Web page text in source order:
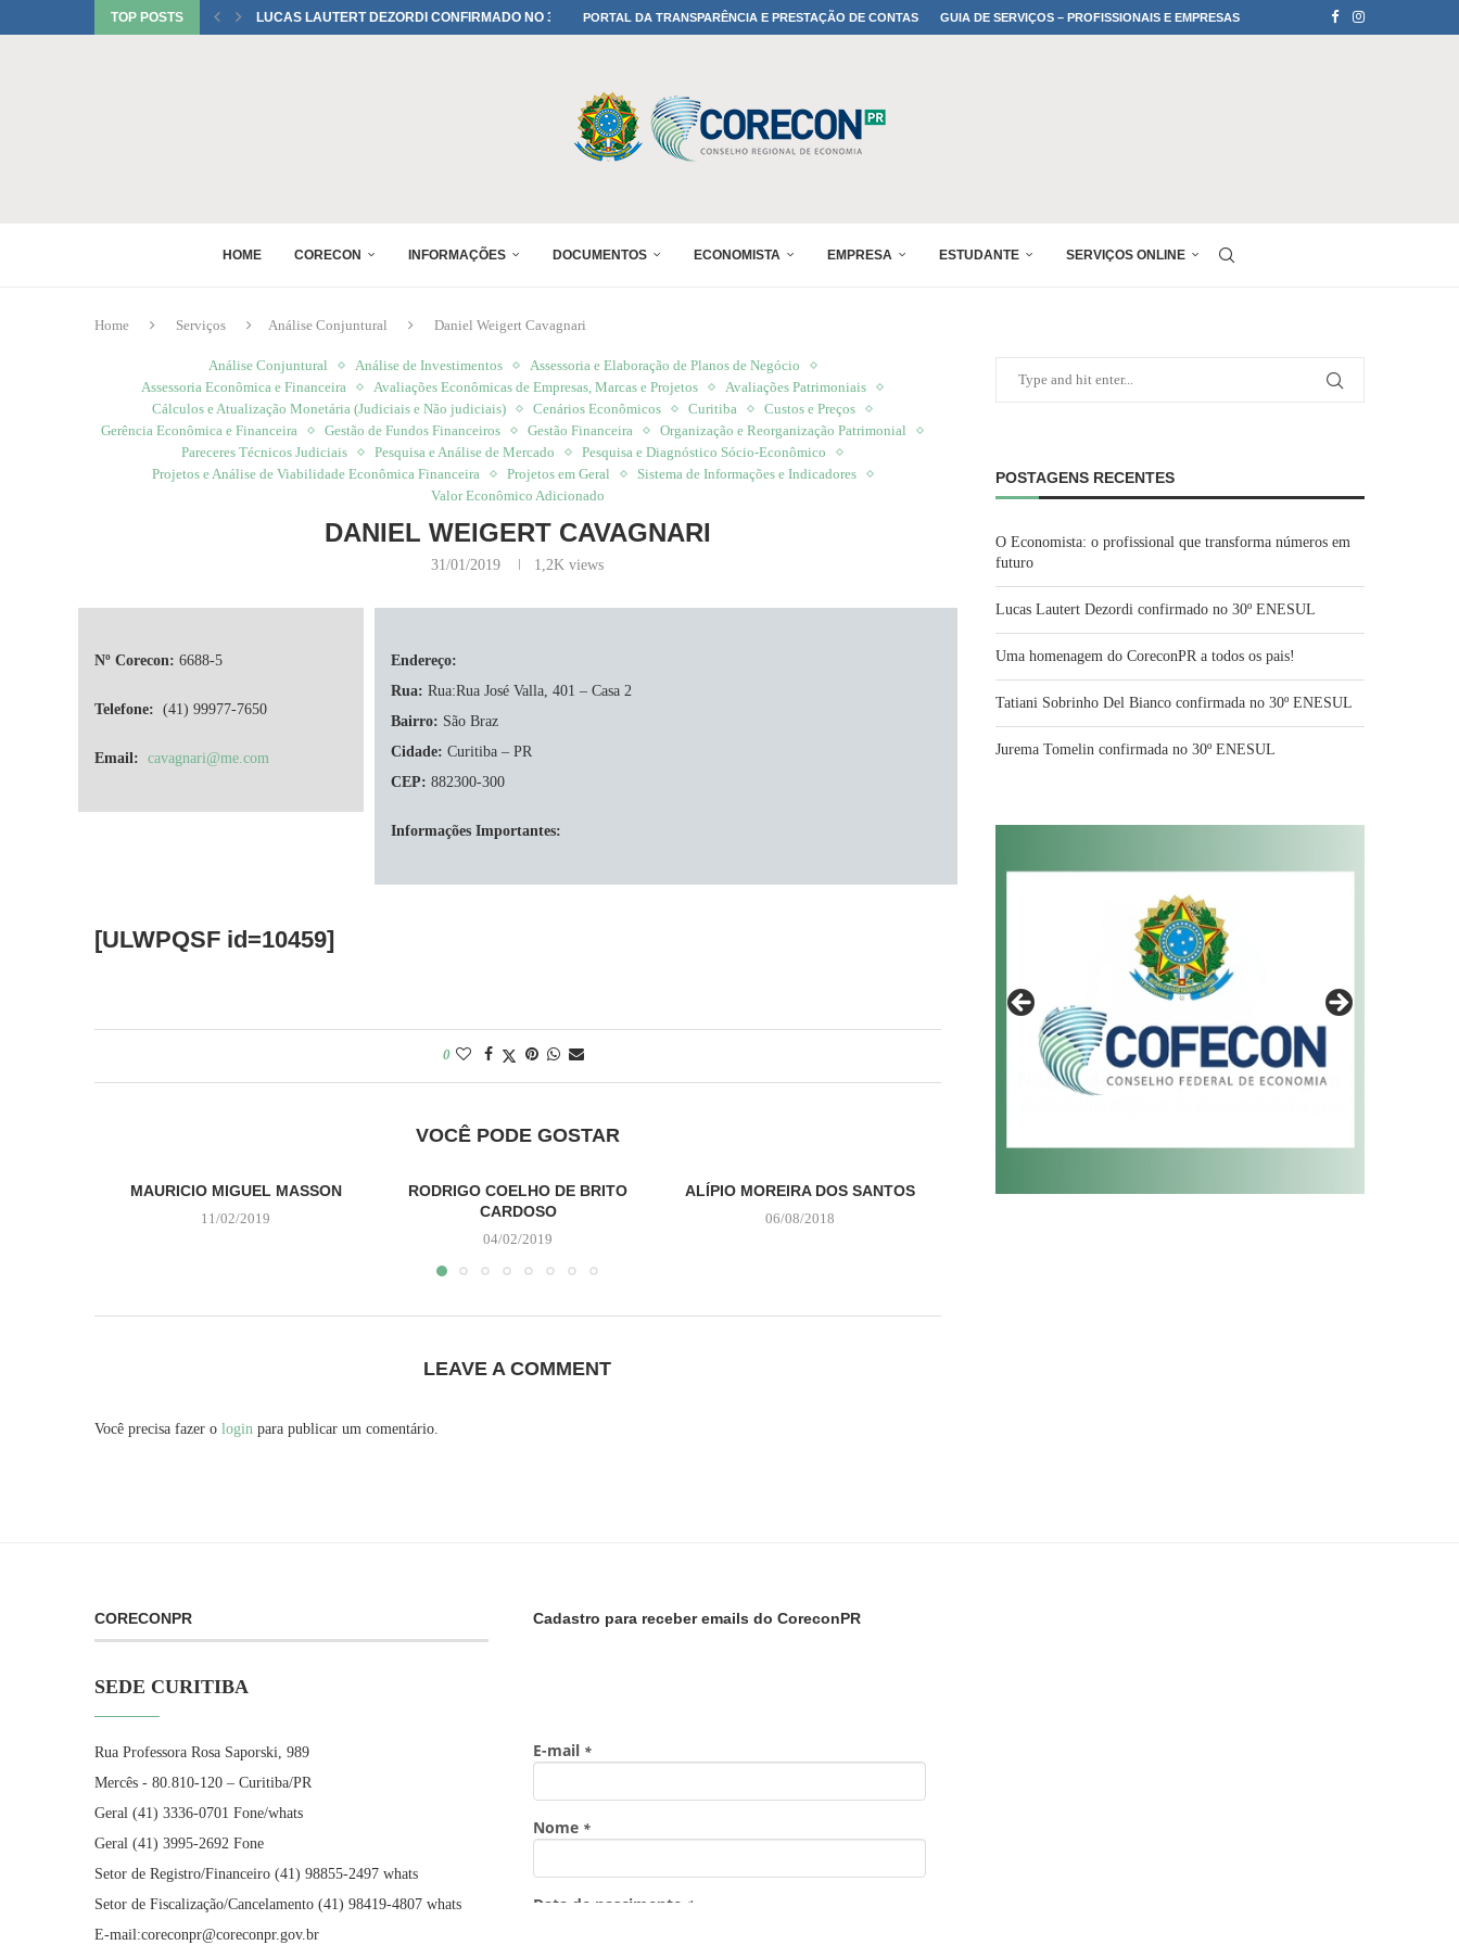
TOP POSTS UMA HOMENAGEM DO CORECONPR A TODOS OS PAIS!PORTAL DA TRANSPARÊNCIA E PRESTAÇÃO DE CONTAS GUIA DE SERVIÇOS – PROFISSIONAIS E EMPRESAS
HOME CORECON INFORMAÇÕES DOCUMENTOS ECONOMISTA EMPRESA ESTUDANTE SERVIÇOS ONLINE
Home Serviços Análise Conjuntural Daniel Weigert Cavagnari
Análise Conjuntural Análise de Investimentos
Assessoria e Elaboração de Planos de Negócio
Assessoria Econômica e Financeira
Avaliações Econômicas de Empresas, Marcas e Projetos
Avaliações Patrimoniais
Cálculos e Atualização Monetária (Judiciais e Não judiciais)
Cenários Econômicos Curitiba
Custos e Preços
Gerência Econômica e Financeira
Gestão de Fundos Financeiros Gestão Financeira
Organização e Reorganização Patrimonial
Pareceres Técnicos Judiciais
Pesquisa e Análise de Mercado
Pesquisa e Diagnóstico Sócio-Econômico
Projetos e Análise de Viabilidade Econômica Financeira
Projetos em Geral
Sistema de Informações e Indicadores
Valor Econômico Adicionado
DANIEL WEIGERT CAVAGNARI
31/01/2019 1,2K views
Nº Corecon: 6688-5
Telefone: (41) 99977-7650
Email: cavagnari@me.com
Endereço:
Rua: Rua:Rua José Valla, 401 – Casa 2
Bairro: São Braz
Cidade: Curitiba – PR
CEP: 882300-300
Informações Importantes:
[ULWPQSF id=10459]
0
VOCÊ PODE GOSTAR
MAURICIO MIGUEL MASSON
11/02/2019
RODRIGO COELHO DE BRITO
CARDOSO
04/02/2019
ALÍPIO MOREIRA DOS SANTOS
06/08/2018
JOSÉ LUÍS BASSANI DAVID COLAÇO DE MEIRA
LEAVE A COMMENT
Você precisa fazer o login para publicar um comentário.
POSTAGENS RECENTES
O Economista: o profissional que transforma números em
futuro
Lucas Lautert Dezordi confirmado no 30º ENESUL
Uma homenagem do CoreconPR a todos os pais!
Tatiani Sobrinho Del Bianco confirmada no 30º ENESUL
Jurema Tomelin confirmada no 30º ENESUL
CORECONPR
SEDE CURITIBA
Rua Professora Rosa Saporski, 989
Mercês - 80.810-120 – Curitiba/PR
Geral (41) 3336-0701 Fone/whats
Geral (41) 3995-2692 Fone
Setor de Registro/Financeiro (41) 98855-2497 whats
Setor de Fiscalização/Cancelamento (41) 98419-4807 whats
E-mail:coreconpr@coreconpr.gov.br
Cadastro para receber emails do CoreconPR